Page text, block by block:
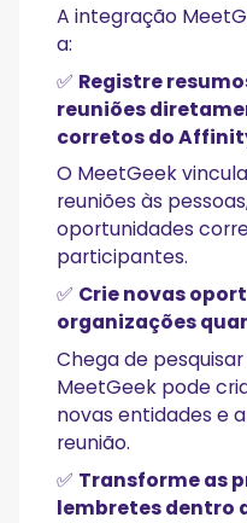
A integração
a:
✅ Registre
reuniões
corretos do
O MeetGeek
reuniões às
oportunidades
participantes.
✅ Crie novas
organizações
Chega de
MeetGeek pode
novas entidades e
reunião.
✅ Transforme as
lembretes dentro